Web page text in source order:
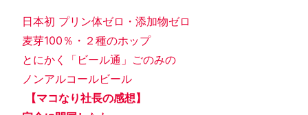
日本初 プリン体ゼロ・添加物ゼロ
麦芽100％・２種のホップ
とにかく「ビール通」ごのみの
ノンアルコールビール
【マコなり社長の感想】